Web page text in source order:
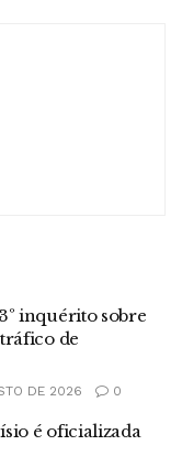
inquérito sobre
de
DE 2026 0
é oficializada